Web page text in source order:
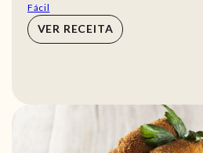
Fácil
VER RECEITA